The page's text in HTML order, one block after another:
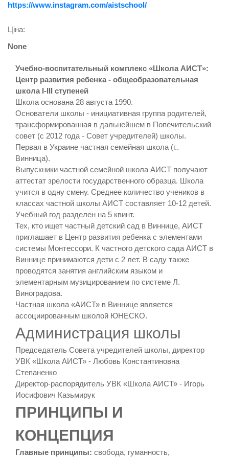
https://www.instagram.com/aistschool/
Ціна:
None
Учебно-воспитательный комплекс «Школа АИСТ»:
Центр развития ребенка - общеобразовательная
школа I-III ступеней
Школа основана 28 августа 1990.
Основатели школы - инициативная группа родителей,
трансформированная в дальнейшем в Попечительский
совет (с 2012 года - Совет учредителей) школы.
Первая в Украине частная семейная школа (г..
Винница).
Выпускники частной семейной школа АИСТ получают
аттестат зрелости государственного образца. Школа
учится в одну смену. Среднее количество учеников в
классах частной школы АИСТ составляет 10-12 детей.
Учебный год разделен на 5 квинт.
Тех, кто ищет частный детский сад в Виннице, АИСТ
приглашает в Центр развития ребенка с элементами
системы Монтессори. К частного детского сада АИСТ в
Виннице принимаются дети с 2 лет. В саду также
проводятся занятия английским языком и
элементарным музицированием по системе Л.
Виноградова.
Частная школа «АИСТ» в Виннице является
ассоциированным школой ЮНЕСКО.
Администрация школы
Председатель Совета учредителей школы, директор
УВК «Школа АИСТ» - Любовь Константиновна
Степаненко
Директор-распорядитель УВК «Школа АИСТ» - Игорь
Иосифович Казьмирук
ПРИНЦИПЫ И
КОНЦЕПЦИЯ
Главные принципы: свобода, гуманность,